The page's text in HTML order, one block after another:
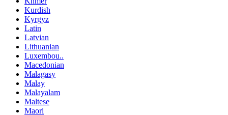
Kurdish
Kyrgyz
Latin
Latvian
Lithuanian
Luxembou..
Macedonian
Malagasy
Malay
Malayalam
Maltese
Maori